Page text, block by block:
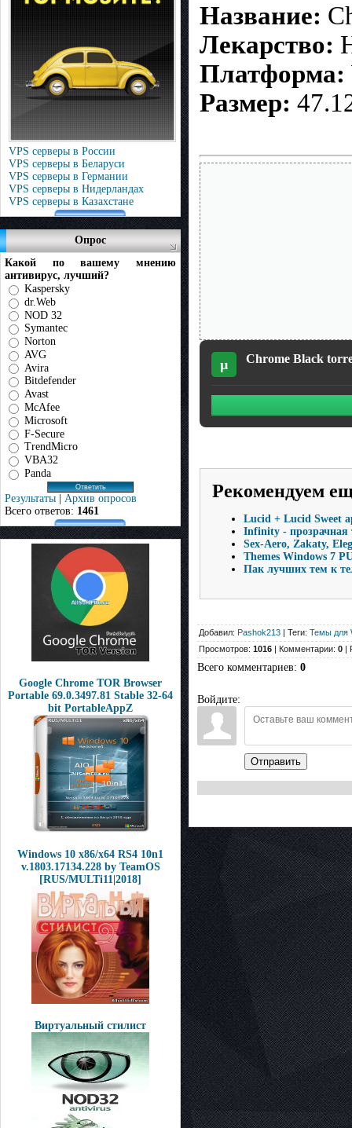
VPS серверы в России
VPS серверы в Беларуси
VPS серверы в Германии
VPS серверы в Нидерландах
VPS серверы в Казахстане
Опрос
Какой по вашему мнению
антивирус, лучший?
Kaspersky
dr.Web
NOD 32
Symantec
Norton
AVG
Avira
Bitdefender
Avast
McAfee
Microsoft
F-Secure
TrendMicro
VBA32
Panda
Результаты | Архив опросов
Всего ответов: 1461
Google Chrome TOR Browser
Portable 69.0.3497.81 Stable 32-64
bit PortableAppZ
Windows 10 x86/x64 RS4 10n1
v.1803.17134.228 by TeamOS
[RUS/MULTi11|2018]
Виртуальный стилист
Название:
Лекарство:
Платформа:
Размер:
µ Chrome Black
Рекомендуем
Lucid + Lucid Sweet
Infinity - прозрачная
Sex-Aero, Zakaty,
Themes Windows 7
Пак лучших тем к
Добавил: Pashok213 | Теги: Темы для
Просмотров: 1016 | Комментарии: 0 |
Всего комментариев: 0
Войдите:
Отправить